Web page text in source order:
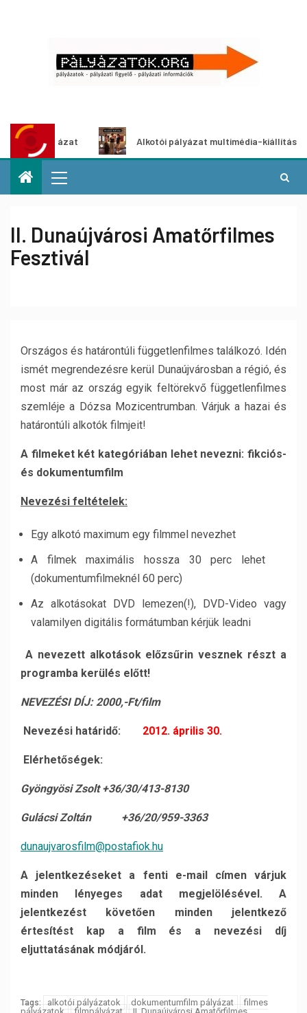
Alkotói pályázat multimédia-kiállításhoz
II. Dunaújvárosi Amatőrfilmes
Fesztivál
Országos és határontúli függetlenfilmes találkozó. Idén
ismét megrendezésre kerül Dunaújvárosban a régió, és
most már az ország egyik feltörekvő függetlenfilmes
szemléje a Dózsa Mozicentrumban. Várjuk a hazai és
határontúli alkotók filmjeit!
A filmeket két kategóriában lehet nevezni: fikciós-
és dokumentumfilm
Nevezési feltételek:
Egy alkotó maximum egy filmmel nevezhet
A filmek maximális hossza 30 perc lehet
(dokumentumfilmeknél 60 perc)
Az alkotásokat DVD lemezen(!), DVD-Video vagy
valamilyen digitális formátumban kérjük leadni
A nevezett alkotások előzsűrin vesznek részt a
programba kerülés előtt!
NEVEZÉSI DÍJ: 2000,-Ft/film
Nevezési határidő: 2012. április 30.
Elérhetőségek:
Gyöngyösi Zsolt +36/30/413-8130
Gulácsi Zoltán +36/20/959-3363
dunaujvarosfilm@postafiok.hu
A jelentkezéseket a fenti e-mail címen várjuk
minden lényeges adat megjelölésével. A
jelentkezést követően minden jelentkező
értesítést kap a film és a nevezési díj
eljuttatásának módjáról.
Tags: alkotói pályázatok dokumentumfilm pályázat
filmes